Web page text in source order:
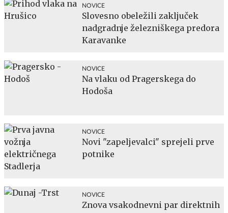
NOVICE
Slovesno obeležili zaključek
nadgradnje železniškega predora
Karavanke
NOVICE
Na vlaku od Pragerskega do
Hodoša
NOVICE
Novi "zapeljevalci" sprejeli prve
potnike
NOVICE
Znova vsakodnevni par direktnih